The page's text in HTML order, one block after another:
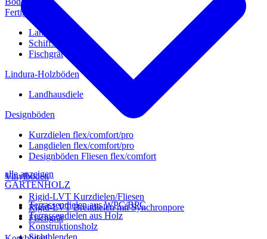
alle anzeigen
GARTENHOLZ
Terrassendielen aus WPC/BPC
Terrassendielen aus Holz
Konstruktionsholz
Sichtblenden
Fertigparkett
Landhausdiele
Schiffsboden
Fischgrät
Lindura-Holzböden
Landhausdiele
Designböden
Kurzdielen flex/comfort/pro
Langdielen flex/comfort/pro
Designböden Fliesen flex/comfort
Vinylböden
Rigid-LVT Kurzdielen/Fliesen
Rigid-LVT Breitdielen mit Synchronpore
Fischgrät